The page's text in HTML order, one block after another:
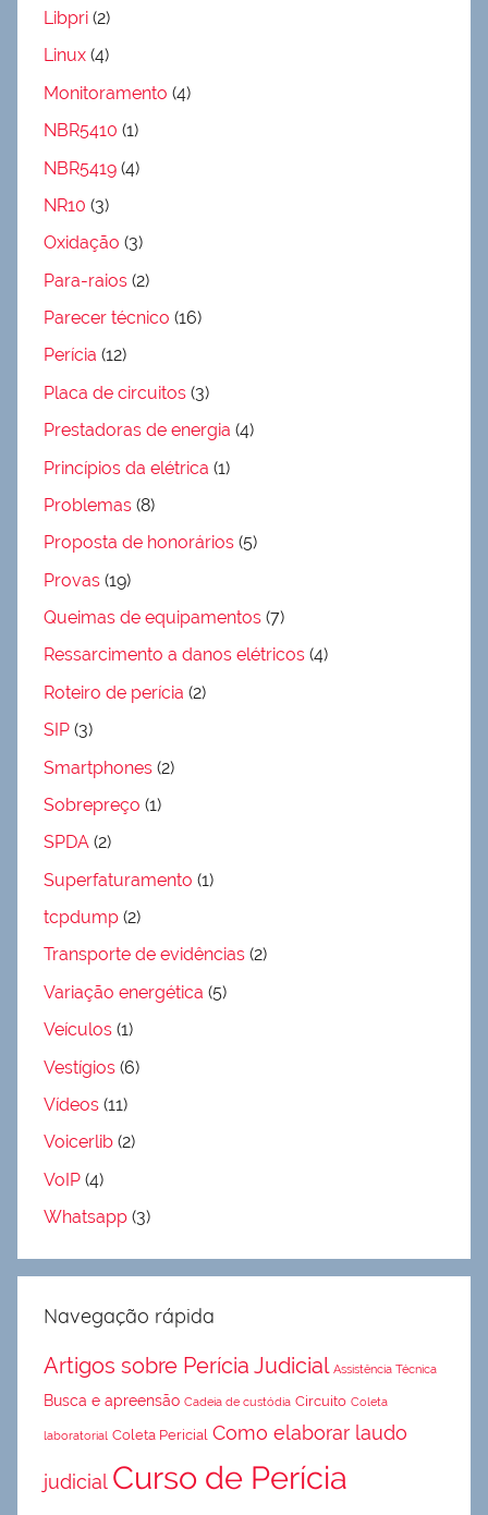
Libpri (2)
Linux (4)
Monitoramento (4)
NBR5410 (1)
NBR5419 (4)
NR10 (3)
Oxidação (3)
Para-raios (2)
Parecer técnico (16)
Perícia (12)
Placa de circuitos (3)
Prestadoras de energia (4)
Princípios da elétrica (1)
Problemas (8)
Proposta de honorários (5)
Provas (19)
Queimas de equipamentos (7)
Ressarcimento a danos elétricos (4)
Roteiro de perícia (2)
SIP (3)
Smartphones (2)
Sobrepreço (1)
SPDA (2)
Superfaturamento (1)
tcpdump (2)
Transporte de evidências (2)
Variação energética (5)
Veículos (1)
Vestígios (6)
Vídeos (11)
Voicerlib (2)
VoIP (4)
Whatsapp (3)
Navegação rápida
Artigos sobre Perícia Judicial Assistência Técnica
Busca e apreensão Cadeia de custódia Circuito Coleta
laboratorial Coleta Pericial Como elaborar laudo
judicial Curso de Perícia